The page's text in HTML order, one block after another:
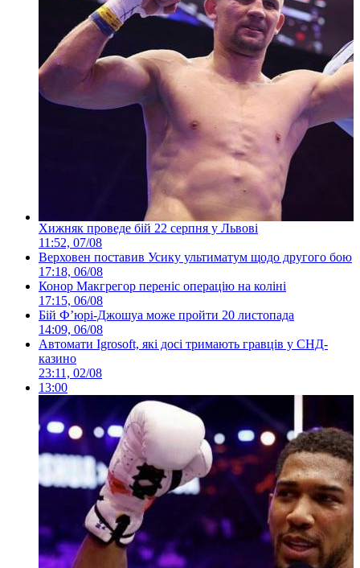
Хижняк проведе бій 22 серпня у Львові
11:52, 07/08
Верховен поставив Усику ультиматум щодо другого бою
17:18, 06/08
Конор Макгрегор переніс операцію на коліні
17:15, 06/08
Бій Ф’юрі-Джошуа може пройти 20 листопада
14:09, 06/08
Автомати Igrosoft, які досі тримають гравців у СНД-
казино
23:11, 02/08
13:00